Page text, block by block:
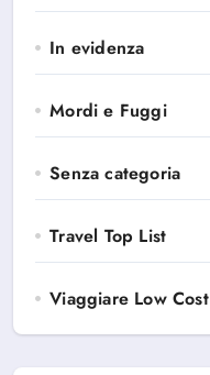
In evidenza
Mordi e Fuggi
Senza categoria
Travel Top List
Viaggiare Low Cost